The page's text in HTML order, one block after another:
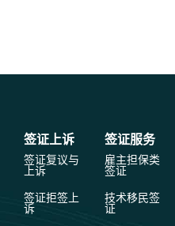
签证上诉
签证复议与
上诉
签证拒签上
诉
签证服务
雇主担保类
签证
技术移民签
证